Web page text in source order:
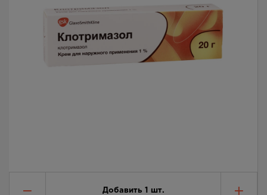
Добавить 1 шт.